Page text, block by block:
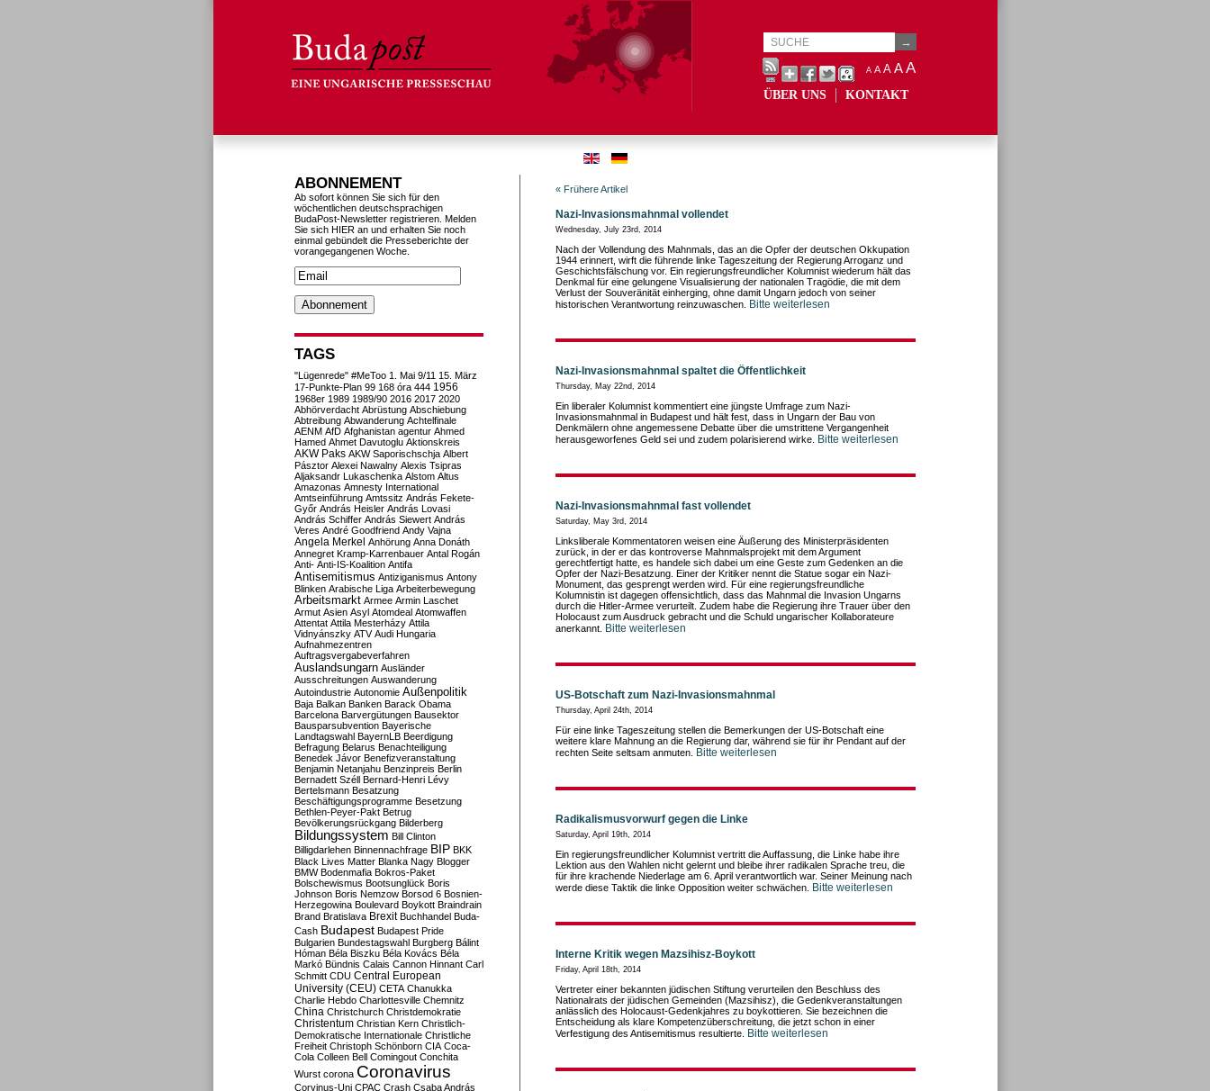
A A A AA
ÜBER UNS KONTAKT
« Frühere Artikel
Nazi-Invasionsmahnmal vollendet
Wednesday, July 23rd, 2014
Nach der Vollendung des Mahnmals, das an die Opfer der deutschen Okkupation
1944 erinnert, wirft die führende linke Tageszeitung der Regierung Arroganz und
Geschichtsfälschung vor. Ein regierungsfreundlicher Kolumnist wiederum hält das
Denkmal für eine gelungene Visualisierung der nationalen Tragödie, die mit dem
Verlust der Souveränität einherging, ohne damit Ungarn jedoch von seiner
historischen Verantwortung reinzuwaschen.
Bitte weiterlesen
Nazi-Invasionsmahnmal spaltet die Öffentlichkeit
Thursday, May 22nd, 2014
Ein liberaler Kolumnist kommentiert eine jüngste Umfrage zum Nazi-
Invasionsmahnmal in Budapest und hält fest, dass in Ungarn der Bau von
Denkmälern ohne angemessene Debatte über die umstrittene Vergangenheit
herausgeworfenes Geld sei und zudem polarisierend wirke.
Bitte weiterlesen
Nazi-Invasionsmahnmal fast vollendet
Saturday, May 3rd, 2014
Linksliberale Kommentatoren weisen eine Äußerung des Ministerpräsidenten
zurück, in der er das kontroverse Mahnmalsprojekt mit dem Argument
gerechtfertigt hatte, es handele sich dabei um eine Geste zum Gedenken an die
Opfer der Nazi-Besatzung. Einer der Kritiker nennt die Statue sogar ein Nazi-
Monument, das gesprengt werden wird. Für eine regierungsfreundliche
Kolumnistin ist dagegen offensichtlich, dass das Mahnmal die Invasion Ungarns
durch die Hitler-Armee verurteilt. Zudem habe die Regierung ihre Trauer über den
Holocaust zum Ausdruck gebracht und die Schuld ungarischer Kollaborateure
anerkannt.
Bitte weiterlesen
US-Botschaft zum Nazi-Invasionsmahnmal
Thursday, April 24th, 2014
Für eine linke Tageszeitung stellen die Bemerkungen der US-Botschaft eine
weitere klare Mahnung an die Regierung dar, während sie für ihr Pendant auf der
rechten Seite seltsam anmuten.
Bitte weiterlesen
Radikalismusvorwurf gegen die Linke
Saturday, April 19th, 2014
Ein regierungsfreundlicher Kolumnist vertritt die Auffassung, die Linke habe ihre
Lektion aus den Wahlen nicht gelernt und bleibe ihrer radikalen Sprache treu, die
für ihre krachende Niederlage am 6. April verantwortlich war. Seiner Meinung nach
werde diese Taktik die linke Opposition weiter schwächen.
Bitte weiterlesen
Interne Kritik wegen Mazsihisz-Boykott
Friday, April 18th, 2014
Vertreter einer bekannten jüdischen Stiftung verurteilen den Beschluss des
Nationalrats der jüdischen Gemeinden (Mazsihisz), die Gedenkveranstaltungen
anlässlich des Holocaust-Gedenkjahres zu boykottieren. Sie bezeichnen die
Entscheidung als klare Kompetenzüberschreitung, die jetzt schon in einer
Verfestigung des Antisemitismus resultierte.
Bitte weiterlesen
ABONNEMENT
Ab sofort können Sie sich für den
wöchentlichen deutschsprachigen
BudaPost-Newsletter registrieren. Melden
Sie sich HIER an und erhalten Sie noch
einmal gebündelt die Presseberichte der
vorangegangenen Woche.
TAGS
"Lügenrede" #MeToo 1. Mai 9/11 15. März
17-Punkte-Plan 99 168 óra 444 1956
1968er 1989 1989/90 2016 2017 2020
Abhörverdacht Abrüstung Abschiebung
Abtreibung Abwanderung Achtelfinale
AENM AfD Afghanistan agentur Ahmed
Hamed Ahmet Davutoglu Aktionskreis
AKW Paks AKW Saporischschja Albert
Pásztor Alexei Nawalny Alexis Tsipras
Aljaksandr Lukaschenka Alstom Altus
Amazonas Amnesty International
Amtseinführung Amtssitz András Fekete-
Győr András Heisler András Lovasi
András Schiffer András Siewert András
Veres André Goodfriend Andy Vajna
Angela Merkel Anhörung Anna Donáth
Annegret Kramp-Karrenbauer Antal Rogán
Anti- Anti-IS-Koalition Antifa
Antisemitismus Antiziganismus Antony
Blinken Arabische Liga Arbeiterbewegung
Arbeitsmarkt Armee Armin Laschet
Armut Asien Asyl Atomdeal Atomwaffen
Attentat Attila Mesterházy Attila
Vidnyánszky ATV Audi Hungaria
Aufnahmezentren
Auftragsvergabeverfahren
Auslandsungarn Ausländer
Ausschreitungen Auswanderung
Autoindustrie Autonomie Außenpolitik
Baja Balkan Banken Barack Obama
Barcelona Barvergütungen Bausektor
Bausparsubvention Bayerische
Landtagswahl BayernLB Beerdigung
Befragung Belarus Benachteiligung
Benedek Jávor Benefizveranstaltung
Benjamin Netanjahu Benzinpreis Berlin
Bernadett Széll Bernard-Henri Lévy
Bertelsmann Besatzung
Beschäftigungsprogramme Besetzung
Bethlen-Peyer-Pakt Betrug
Bevölkerungsrückgang Bilderberg
Bildungssystem Bill Clinton
Billigdarlehen Binnennachfrage BIP BKK
Black Lives Matter Blanka Nagy Blogger
BMW Bodenmafia Bokros-Paket
Bolschewismus Bootsunglück Boris
Johnson Boris Nemzow Borsod 6 Bosnien-
Herzegowina Boulevard Boykott Braindrain
Brand Bratislava Brexit Buchhandel Buda-
Cash Budapest Budapest Pride
Bulgarien Bundestagswahl Burgberg Bálint
Hóman Béla Biszku Béla Kovács Béla
Markó Bündnis Calais Cannon Hinnant Carl
Schmitt CDU Central European
University (CEU) CETA Chanukka
Charlie Hebdo Charlottesville Chemnitz
China Christchurch Christdemokratie
Christentum Christian Kern Christlich-
Demokratische Internationale Christliche
Freiheit Christoph Schönborn CIA Coca-
Cola Colleen Bell Comingout Conchita
Wurst corona Coronavirus
Corvinus-Uni CPAC Crash Csaba András